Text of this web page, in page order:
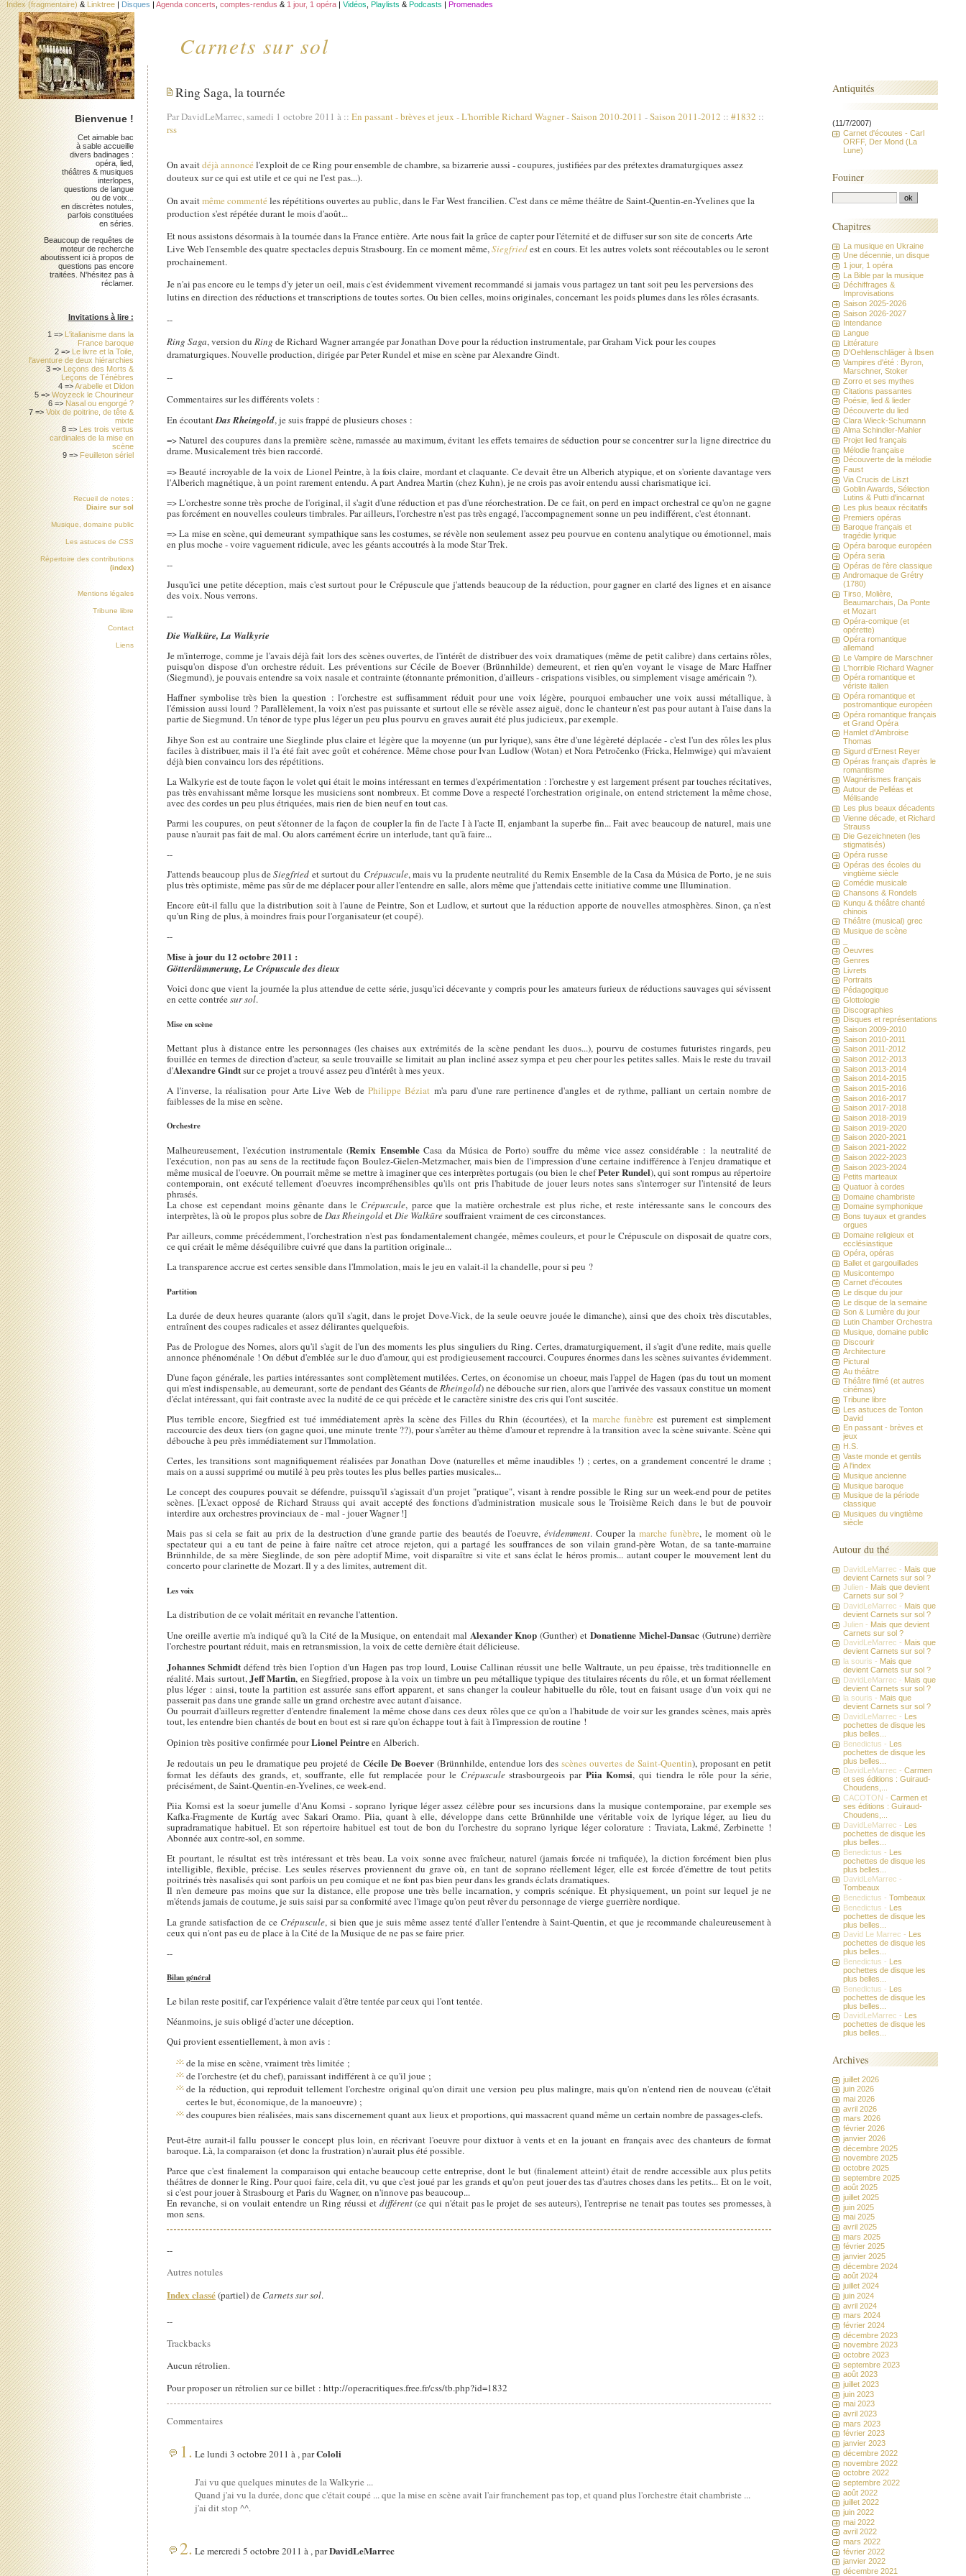
Carnets sur sol
Index (fragmentaire) & Linktree | Disques | Agenda concerts comptes-rendus & 1 jour, 1 opéra | Vidéos Playlists & Podcasts | Promenades
Ring Saga, la tournée
Par DavidLeMarrec, samedi 1 octobre 2011 à :: En passant - brèves et jeux -L'horrible Richard Wagner-Saison 2010-2011 -Saison 2011-2012 :: #1832 ::
rss
On avaitdéjà annoncél'exploit de ce Ring pour ensemble de chambre, sa bizarrerie aussi - coupures, justifiées par des prétextes dramaturgiques assez
douteux sur ce qui est utile et ce qui ne l'est pas...).
On avaitmême commentéles répétitions ouvertes au public, dans le Far West francilien. C'est dans ce même théâtre de Saint-Quentin-en-Yvelines que la
production s'est répétée durant le mois d'août...
Et nous assistons désormais à la tournée dans la France entière. Arte nous fait la grâce de capter pour l'éternité et de diffuser sur son site de concerts Arte
Live Web l'ensemble des quatre spectacles depuis Strasbourg. En ce moment même,Siegfriedest en cours. Et les autres volets sont réécoutables ou le seront
prochainement.
Je n'ai pas encore eu le temps d'y jeter un oeil, mais c'est évidemment vivement recommandé si jamais vous partagez un tant soit peu les perversions des
lutins en direction des réductions et transcriptions de toutes sortes. Ou bien celles, moins originales, concernant les poids plumes dans les rôles écrasants.
--
Ring Saga, version duRing de Richard Wagner arrangée par Jonathan Dove pour la réduction instrumentale, par Graham Vick pour les coupes
dramaturgiques. Nouvelle production, dirigée par Peter Rundel et mise en scène par Alexandre Gindt.
--
Commentaires sur les différents volets :
En écoutantDas Rheingold, je suis frappé de plusieurs choses :
=> Naturel des coupures dans la première scène, ramassée au maximum, évitant les effets ternaires de séduction pour se concentrer sur la ligne directrice du
drame. Musicalement très bien raccordé.
=> Beauté incroyable de la voix de Lionel Peintre, à la fois claire, mordant et claquante. Ce devait être un Alberich atypique, et on s'oriente davantage vers
l'Alberich magnétique, à un point rarement entendu. A part Andrea Martin (chez Kuhn), je ne crois pas avoir entendu aussi charismatique ici.
=> L'orchestre sonne très proche de l'original, il s'agit d'une réduction et pas d'une réorchestration. De ce fait, on perd en impact orchestral ce qu'on ne gagne
pas forcément en nouvelles couleurs timbrales. Par ailleurs, l'orchestre n'est pas très engagé, l'accompagnement sonne un peu indifférent, c'est étonnant.
=> La mise en scène, qui demeurant sympathique sans les costumes, se révèle non seulement assez peu pourvue en contenu analytique ou émotionnel, mais
en plus moche - voire vaguement ridicule, avec les géants accoutrés à la mode Star Trek.
--
Jusqu'ici une petite déception, mais c'est surtout pour le Crépuscule que j'attends beaucoup de la réduction, pour gagner en clarté des lignes et en aisance
des voix. Nous verrons.
--
Die Walküre, La Walkyrie
Je m'interroge, comme je l'avais déjà fait lors des scènes ouvertes, de l'intérêt de distribuer des voix dramatiques (même de petit calibre) dans certains rôles,
puisqu'on dispose d'un orchestre réduit. Les préventions sur Cécile de Boever (Brünnhilde) demeurent, et rien qu'en voyant le visage de Marc Haffner
(Siegmund), je pouvais entendre sa voix nasale et contrainte (étonnante prémonition, d'ailleurs - crispations visibles, ou simplement visage américain ?).
Haffner symbolise très bien la question : l'orchestre est suffisamment réduit pour une voix légère, pourquoi embaucher une voix aussi métallique, à
l'émission aussi lourd ? Parallèlement, la voix n'est pas puissante et surtout elle se révèle assez aiguë, donc le chanteur n'est pas pour autant à l'aise dans la
partie de Siegmund. Un ténor de type plus léger un peu plus pourvu en graves aurait été plus judicieux, par exemple.
Jihye Son est au contraire une Sieglinde plus claire et légère que la moyenne (un pur lyrique), sans être d'une légèreté déplacée - c'est l'un des rôles les plus
faciles à distribuer, mais il l'a été fait avec goût et cohérence. Même chose pour Ivan Ludlow (Wotan) et Nora Petročenko (Fricka, Helmwige) qui m'avaient
déjà bien convaincu lors des répétitions.
La Walkyrie est de toute façon le volet qui était le moins intéressant en termes d'expérimentation : l'orchestre y est largement présent par touches récitatives,
pas très envahissant même lorsque les musiciens sont nombreux. Et comme Dove a respecté l'orchestration originale, on entend strictement la même chose,
avec des cordes un peu plus étriquées, mais rien de bien neuf en tout cas.
Parmi les coupures, on peut s'étonner de la façon de coupler la fin de l'acte I à l'acte II, enjambant la superbe fin... Fait avec beaucoup de naturel, mais une
pause n'aurait pas fait de mal. Ou alors carrément écrire un interlude, tant qu'à faire...
--
J'attends beaucoup plus deSiegfried et surtout du Crépuscule, mais vu la prudente neutralité du Remix Ensemble de la Casa da Música de Porto, je ne suis
plus très optimiste, même pas sûr de me déplacer pour aller l'entendre en salle, alors même que j'attendais cette initiative comme une Illumination.
Encore eût-il fallu que la distribution soit à l'aune de Peintre, Son et Ludlow, et surtout que la réduction apporte de nouvelles atmosphères. Sinon, ça n'est
qu'un Ring de plus, à moindres frais pour l'organisateur (et coupé).
--
Mise à jour du 12 octobre 2011 :
Götterdämmerung, Le Crépuscule des dieux
Voici donc que vient la journée la plus attendue de cette série, jusqu'ici décevante y compris pour les amateurs furieux de réductions sauvages qui sévissent
en cette contréesur sol.
Mise en scène
Mettant plus à distance entre les personnages (les chaises aux extrémités de la scène pendant les duos...), pourvu de costumes futuristes ringards, peu
fouillée en termes de direction d'acteur, sa seule trouvaille se limitait au plan incliné assez sympa et peu cher pour les petites salles. Mais le reste du travail
d'Alexandre Gindtsur ce projet a trouvé assez peu d'intérêt à mes yeux.
A l'inverse, la réalisation pour Arte Live Web dePhilippe Béziat m'a paru d'une rare pertinence d'angles et de rythme, palliant un certain nombre de
faiblesses de la mise en scène.
Orchestre
Malheureusement, l'exécution instrumentale (Remix EnsembleCasa da Música de Porto) souffre du même vice assez considérable : la neutralité de
l'exécution, non pas au sens de la rectitude façon Boulez-Gielen-Metzmacher, mais bien de l'impression d'une certaine indifférence à l'enjeu dramatique et
même musical de l'oeuvre. On pourrait même se mettre à imaginer que ces interprètes portugais (ou bien le chefPeter Rundel), qui sont rompus au répertoire
contemporain, ont exécuté tellement d'oeuvres incompréhensibles qu'ils ont pris l'habitude de jouer leurs notes sans s'interroger sur l'intensité de leurs
phrasés.
La chose est cependant moins gênante dans le Crépuscule, parce que la matière orchestrale est plus riche, et reste intéressante sans le concours des
interprètes, là où le propos plus sobre deDas RheingoldetDie Walküresouffraient vraiment de ces circonstances.
Par ailleurs, comme précédemment, l'orchestration n'est pas fondamentalement changée, mêmes couleurs, et pour le Crépuscule on disposait de quatre cors,
ce qui créait le même déséquilibre cuivré que dans la partition originale...
La transparence accrue est certes sensible dans l'Immolation, mais le jeu en valait-il la chandelle, pour si peu ?
Partition
La durée de deux heures quarante (alors qu'il s'agit, dans le projet Dove-Vick, de la seule oeuvre jouée le dimanche), ainsi que des choix très discutables,
entraînent des coupes radicales et assez délirantes quelquefois.
Pas de Prologue des Nornes, alors qu'il s'agit de l'un des moments les plus singuliers du Ring. Certes, dramaturgiquement, il s'agit d'une redite, mais quelle
annonce phénoménale ! On début d'emblée sur le duo d'amour, qui est prodigieusement raccourci. Coupures énormes dans les scènes suivantes évidemment.
D'une façon générale, les parties intéressantes sont complètement mutilées. Certes, on économise un choeur, mais l'appel de Hagen (pas du tout un moment
qui m'est indispensable, au demeurant, sorte de pendant des Géants deRheingold) ne débouche sur rien, alors que l'arrivée des vassaux constitue un moment
d'éclat intéressant, qui fait contraste avec la nudité de ce qui précède et le caractère sinistre des cris qui l'ont suscitée.
Plus terrible encore, Siegfried est tué immédiatement après la scène des Filles du Rhin (écourtées), et la marche funèbre est purement est simplement
raccourcie des deux tiers (on gagne quoi, une minute trente ??), pour s'arrêter au thème d'amour et reprendre à la transition avec la scène suivante. Scène qui
débouche à peu près immédiatement sur l'Immolation.
Certes, les transitions sont magnifiquement réalisées par Jonathan Dove (naturelles et même inaudibles !) ; certes, on a grandement concentré le drame ;
mais on a aussi supprimé ou mutilé à peu près toutes les plus belles parties musicales...
Le concept des coupures pouvait se défendre, puissqu'il s'agissait d'un projet "pratique", visant à rendre possible le Ring sur un week-end pour de petites
scènes. [L'exact opposé de Richard Strauss qui avait accepté des fonctions d'administration musicale sous le Troisième Reich dans le but de pouvoir
interdire aux orchestres provinciaux de - mal - jouer Wagner !]
Mais pas si cela se fait au prix de la destruction d'une grande partie des beautés de l'oeuvre,évidemment. Couper la marche funèbre, le moment où le
spectateur qui a eu tant de peine à faire naître cet atroce rejeton, qui a partagé les souffrances de son vilain grand-père Wotan, de sa tante-marraine
Brünnhilde, de sa mère Sieglinde, de son père adoptif Mime, voit disparaître si vite et sans éclat le héros promis... autant couper le mouvement lent du
concerto pour clarinette de Mozart. Il y a des limites, autrement dit.
Les voix
La distribution de ce volait méritait en revanche l'attention.
Une oreille avertie m'a indiqué qu'à la Cité de la Musique, on entendait mal Alexander Knop (Gunther) et Donatienne Michel-Dansac(Gutrune) derrière
l'orchestre pourtant réduit, mais en retransmission, la voix de cette dernière était délicieuse.
Johannes Schmidt défend très bien l'option d'un Hagen pas trop lourd, Louise Callinan réussit une belle Waltraute, un peu épaisse, très traditionnelle en
réalité. Mais surtout,Jeff Martin, en Siegfried, propose à la voix un timbre un peu métallique typique des titulaires récents du rôle, et un format réellement
plus léger : ainsi, toute la partition est assurée sans effort apparent, et sans changer la couleur habituelle du rôle, tout en faisant usage d'un voix qui ne
passerait pas dans une grande salle un grand orchestre avec autant d'aisance.
Ou pourrait d'ailleurs regretter d'entendre finalement la même chose dans ces deux rôles que ce qu'on a l'habitude de voir sur les grandes scènes, mais après
tout, les entendre bien chantés de bout en bout est si rare qu'on échappe tout à fait à l'impression de routine !
Opinion très positive confirmée pourLionel Peintreen Alberich.
Je redoutais un peu le dramatique peu projeté de Cécile De Boever(Brünnhilde, entendue lors des scènes ouvertes de Saint-Quentin), proposant en petit
format les défauts des grands, et, souffrante, elle fut remplacée pour le Crépusculestrasbourgeois par Piia Komsi, qui tiendra le rôle pour la série,
précisément, de Saint-Quentin-en-Yvelines, ce week-end.
Piia Komsi est la soeur jumelle d'Anu Komsi - soprano lyrique léger assez célèbre pour ses incursions dans la musique contemporaine, par exemple ses
Kafka-Fragmente de Kurtág avec Sakari Oramo. Piia, quant à elle, développe dans cette Brünnhilde une véritable voix de lyrique léger, au lieu du
supradramatique habituel. Et son répertoire habituel est tout de bon du l'orchestre du soprano lyrique léger colorature : Traviata, Lakmé, Zerbinette !
Abonnée aux contre-sol, en somme.
Et pourtant, le résultat est très intéressant et très beau. La voix sonne avec fraîcheur, naturel (jamais forcée ni trafiquée), la diction forcément bien plus
intelligible, flexible, précise. Les seules réserves proviennent du grave où, en tant de soprano réellement léger, elle est forcée d'émettre de tout petits
poitrinés très nasalisés qui sont parfois un peu comique et ne font pas bien peur dans les grands éclats dramatiques.
Il n'en demeure pas moins que sur la distance, elle propose une très belle incarnation, y compris scénique. Et physiquement, un point sur lequel je ne
m'étends jamais de coutume, je suis saisi par sa conformité avec l'image qu'on peut rêver du personnage de vierge guerrière nordique.
La grande satisfaction de ce Crépuscule, si bien que je suis même assez tenté d'aller l'entendre à Saint-Quentin, et que je recommande chaleureusement à
ceux qui n'ont pas eu de place à la Cité de la Musique de ne pas se faire prier.
--
Bilan général
Le bilan reste positif, car l'expérience valait d'être tentée par ceux qui l'ont tentée.
Néanmoins, je suis obligé d'acter une déception.
Qui provient essentiellement, à mon avis :
de la mise en scène, vraiment très limitée ;
de l'orchestre (et du chef), paraissant indifférent à ce qu'il joue ;
de la réduction, qui reproduit tellement l'orchestre original qu'on dirait une version peu plus malingre, mais qu'on n'entend rien de nouveau (c'était
certes le but, économique, de la manoeuvre) ;
des coupures bien réalisées, mais sans discernement quant aux lieux et proportions, qui massacrent quand même un certain nombre de passages-clefs.
Peut-être aurait-il fallu pousser le concept plus loin, en récrivant l'oeuvre pour dixtuor à vents et en la jouant en français avec des chanteurs de format
baroque. Là, la comparaison (et donc la frustration) n'aurait plus été possible.
Parce que c'est finalement la comparaison qui entache beaucoup cette entreprise, dont le but (finalement atteint) était de rendre accessible aux plus petits
théâtres de donner le Ring. Pour quoi faire, cela dit, vu que c'est joué par les grands et qu'on peut jouer des tas d'autres choses dans les petits... Et on le voit,
si c'est pour jouer à Strasbourg et Paris du Wagner, on n'innove pas beaucoup...
En revanche, si on voulait entendre un Ring réussi et différent(ce qui n'était pas le projet de ses auteurs), l'entreprise ne tenait pas toutes ses promesses, à
mon sens.
--
Autres notules
Index classé(partiel) de Carnets sur sol.
--
Trackbacks
Aucun rétrolien.
Pour proposer un rétrolien sur ce billet : http://operacritiques.free.fr/css/tb.php?id=1832
Commentaires
1. Le lundi 3 octobre 2011 à , parCololi
J'ai vu que quelques minutes de la Walkyrie ...
Quand j'ai vu la durée, donc que c'était coupé ... que la mise en scène avait l'air franchement pas top, et quand plus l'orchestre était chambriste ...
j'ai dit stop ^^.
2. Le mercredi 5 octobre 2011 à , parDavidLeMarrec
Bienvenue !
Cet aimable bac
à sable accueille
divers badinages :
opéra, lied,
théâtres & musiques
interlopes,
questions de langue
ou de voix...
en discrètes notules,
parfois constituées
en séries.
Beaucoup de requêtes de
moteur de recherche
aboutissent ici à propos de
questions pas encore
traitées. N'hésitez pas à
réclamer.
Invitations à lire :
1 => L'italianisme dans la
France baroque
2 => Le livre et la Toile,
l'aventure de deux hiérarchies
3 => Leçons des Morts &
Leçons de Ténèbres
4 =>Arabelle et Didon
5 =>Woyzeck le Chourineur
6 => Nasal ou engorgé ?
7 =>Voix de poitrine, de tête &
mixte
8 => Les trois vertus
cardinales de la mise en
scène
9 => Feuilleton sériel
Recueil de notes :
Diaire sur sol
Musique, domaine public
Les astuces de CSS
Répertoire des contributions
(index)
Mentions légales
Tribune libre
Contact
Liens
Antiquités
(11/7/2007)
Carnet d'écoutes - Carl
ORFF, Der Mond (La
Lune)
Fouiner
Chapitres
La musique en Ukraine
Une décennie, un disque
1 jour, 1 opéra
La Bible par la musique
Déchiffrages &
Improvisations
Saison 2025-2026
Saison 2026-2027
Intendance
Langue
Littérature
D'Oehlenschläger à Ibsen
Vampires d'été : Byron,
Marschner, Stoker
Zorro et ses mythes
Citations passantes
Poésie, lied & lieder
Découverte du lied
Clara Wieck-Schumann
Alma Schindler-Mahler
Projet lied français
Mélodie française
Découverte de la mélodie
Faust
Via Crucis de Liszt
Goblin Awards, Sélection
Lutins & Putti d'incarnat
Les plus beaux récitatifs
Premiers opéras
Baroque français et
tragédie lyrique
Opéra baroque européen
Opéra seria
Opéras de l'ère classique
Andromaque de Grétry
(1780)
Tirso, Molière,
Beaumarchais, Da Ponte
et Mozart
Opéra-comique (et
opérette)
Opéra romantique
allemand
Le Vampire de Marschner
L'horrible Richard Wagner
Opéra romantique et
vériste italien
Opéra romantique et
postromantique européen
Opéra romantique français
et Grand Opéra
Hamlet d'Ambroise
Thomas
Sigurd d'Ernest Reyer
Opéras français d'après le
romantisme
Wagnérismes français
Autour de Pelléas et
Mélisande
Les plus beaux décadents
Vienne décade, et Richard
Strauss
Die Gezeichneten (les
stigmatisés)
Opéra russe
Opéras des écoles du
vingtième siècle
Comédie musicale
Chansons & Rondels
Kunqu & théâtre chanté
chinois
Théâtre (musical) grec
Musique de scène
Oeuvres
Genres
Livrets
Portraits
Pédagogique
Glottologie
Discographies
Disques et représentations
Saison 2009-2010
Saison 2010-2011
Saison 2011-2012
Saison 2012-2013
Saison 2013-2014
Saison 2014-2015
Saison 2015-2016
Saison 2016-2017
Saison 2017-2018
Saison 2018-2019
Saison 2019-2020
Saison 2020-2021
Saison 2021-2022
Saison 2022-2023
Saison 2023-2024
Petits marteaux
Quatuor à cordes
Domaine chambriste
Domaine symphonique
Bons tuyaux et grandes
orgues
Domaine religieux et
ecclésiastique
Opéra, opéras
Ballet et gargouillades
Musicontempo
Carnet d'écoutes
Le disque du jour
Le disque de la semaine
Son & Lumière du jour
Lutin Chamber Orchestra
Musique, domaine public
Discourir
Architecture
Pictural
Au théâtre
Théâtre filmé (et autres
cinémas)
Tribune libre
Les astuces de Tonton
David
En passant - brèves et
jeux
H.S.
Vaste monde et gentils
A l'index
Musique ancienne
Musique baroque
Musique de la période
classique
Musiques du vingtième
siècle
Autour du thé
DavidLeMarrec - Mais que
devient Carnets sur sol ?
Julien - Mais que devient
Carnets sur sol ?
DavidLeMarrec - Mais que
devient Carnets sur sol ?
Julien - Mais que devient
Carnets sur sol ?
DavidLeMarrec - Mais que
devient Carnets sur sol ?
la souris - Mais que
devient Carnets sur sol ?
DavidLeMarrec - Mais que
devient Carnets sur sol ?
la souris - Mais que
devient Carnets sur sol ?
DavidLeMarrec - Les
pochettes de disque les
plus belles...
Benedictus - Les
pochettes de disque les
plus belles...
DavidLeMarrec -Carmen
et ses éditions : Guiraud-
Choudens,...
CACOTON -Carmen et
ses éditions : Guiraud-
Choudens,...
DavidLeMarrec - Les
pochettes de disque les
plus belles...
Benedictus - Les
pochettes de disque les
plus belles...
DavidLeMarrec -
Tombeaux
Benedictus -Tombeaux
Benedictus - Les
pochettes de disque les
plus belles...
David Le Marrec -
Les
pochettes de disque les
plus belles...
Benedictus - Les
pochettes de disque les
plus belles...
Benedictus - Les
pochettes de disque les
plus belles...
DavidLeMarrec -
Les
pochettes de disque les
plus belles...
Archives
juillet 2026
juin 2026
mai 2026
avril 2026
mars 2026
février 2026
janvier 2026
décembre 2025
novembre 2025
octobre 2025
septembre 2025
août 2025
juillet 2025
juin 2025
mai 2025
avril 2025
mars 2025
février 2025
janvier 2025
décembre 2024
août 2024
juillet 2024
juin 2024
avril 2024
mars 2024
février 2024
décembre 2023
novembre 2023
octobre 2023
septembre 2023
août 2023
juillet 2023
juin 2023
mai 2023
avril 2023
mars 2023
février 2023
janvier 2023
décembre 2022
novembre 2022
octobre 2022
septembre 2022
août 2022
juillet 2022
juin 2022
mai 2022
avril 2022
mars 2022
février 2022
janvier 2022
décembre 2021